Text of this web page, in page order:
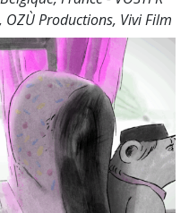
Productions, Vivi Film